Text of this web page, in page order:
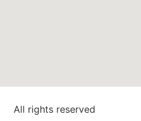
All rights reserved